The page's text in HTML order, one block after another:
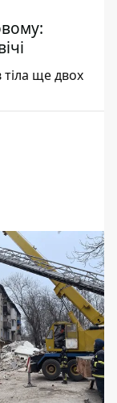
тіла ще двох